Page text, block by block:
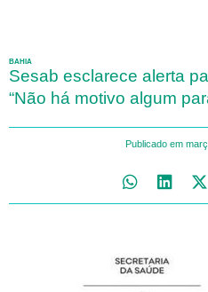
BAHIA
Sesab esclarece alerta
“Não há motivo algum
Publicado em